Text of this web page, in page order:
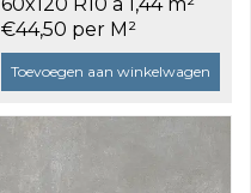
€44,50 per M²
Toevoegen aan winkelwagen